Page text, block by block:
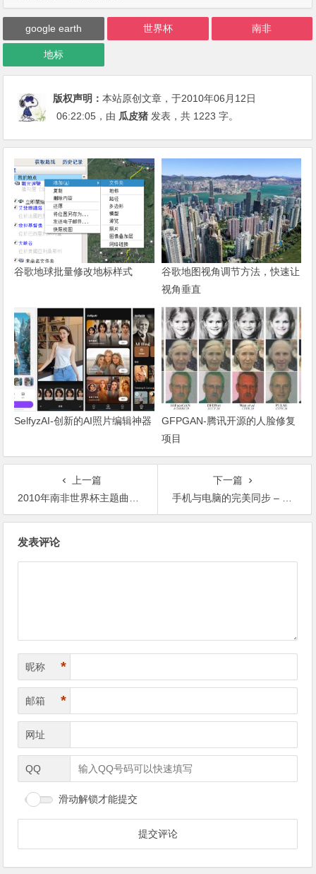
google earth 世界杯 南非
地标
版权声明：本站原创文章，于2010年06月12日
06:22:05 ，由 瓜皮猪 发表，共 1223 字。
谷歌地球批量修改地标样式
谷歌地图视角调节方法，快速让
视角垂直
SelfyzAI-创新的AI照片编辑神器
GFPGAN-腾讯开源的人脸修复
项目
上一篇
2010年南非世界杯主题曲及赛程表（北京时间）
下一篇
手机与电脑的完美同步 – UC网络硬盘
发表评论
昵称 *
邮箱 *
网址
QQ
滑动解锁才能提交